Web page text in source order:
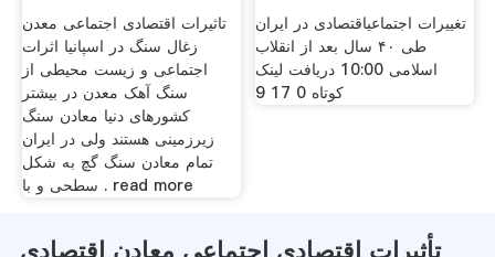
تاثیرات اقتصادی اجتماعی معدن
زغال سنگ در اسپانیا اثرات
اجتماعی و زیست محیطی از
سنگ آهک معدن در بیشتر
کشورهای دنیا معادن سنگ
زیرزمینی هستند ولی در ایران
تمام معادن سنگ گچ به شکل
سطحی و با . read more
تغییرات اجتماعیاقتصادی در ایران
طی ۴۰ سال بعد از انقلاب
اسلامی 10:00 دریافت لینک
کوتاه 0 17 9
تأثیرات اقتصادی اجتماعی معادن اقتصادی